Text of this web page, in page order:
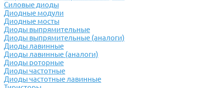
Силовые диоды
Диодные модули
Диодные мосты
Диоды выпрямительные
Диоды выпрямительные (аналоги)
Диоды лавинные
Диоды лавинные (аналоги)
Диоды роторные
Диоды частотные
Диоды частотные лавинные